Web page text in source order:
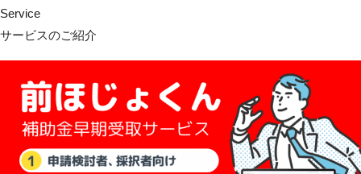
Service
サービスのご紹介